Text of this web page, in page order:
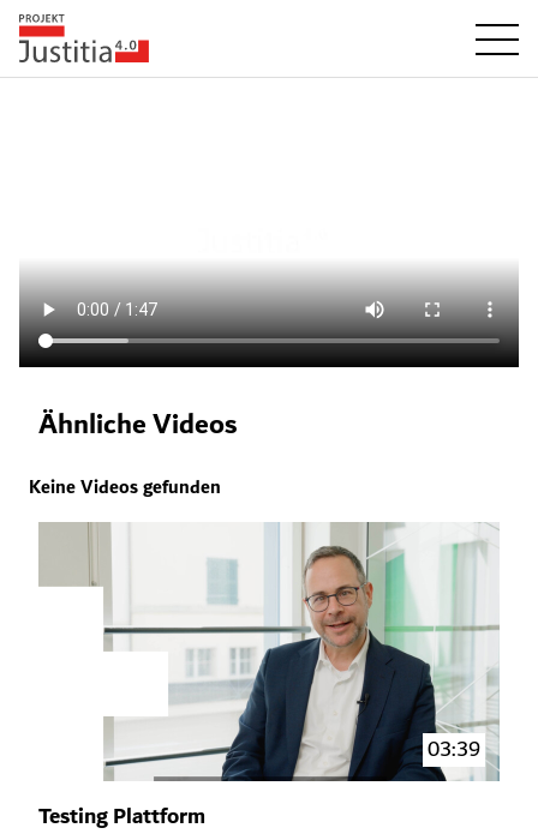
Ähnliche Videos
Keine Videos gefunden
03:39
Testing Plattform